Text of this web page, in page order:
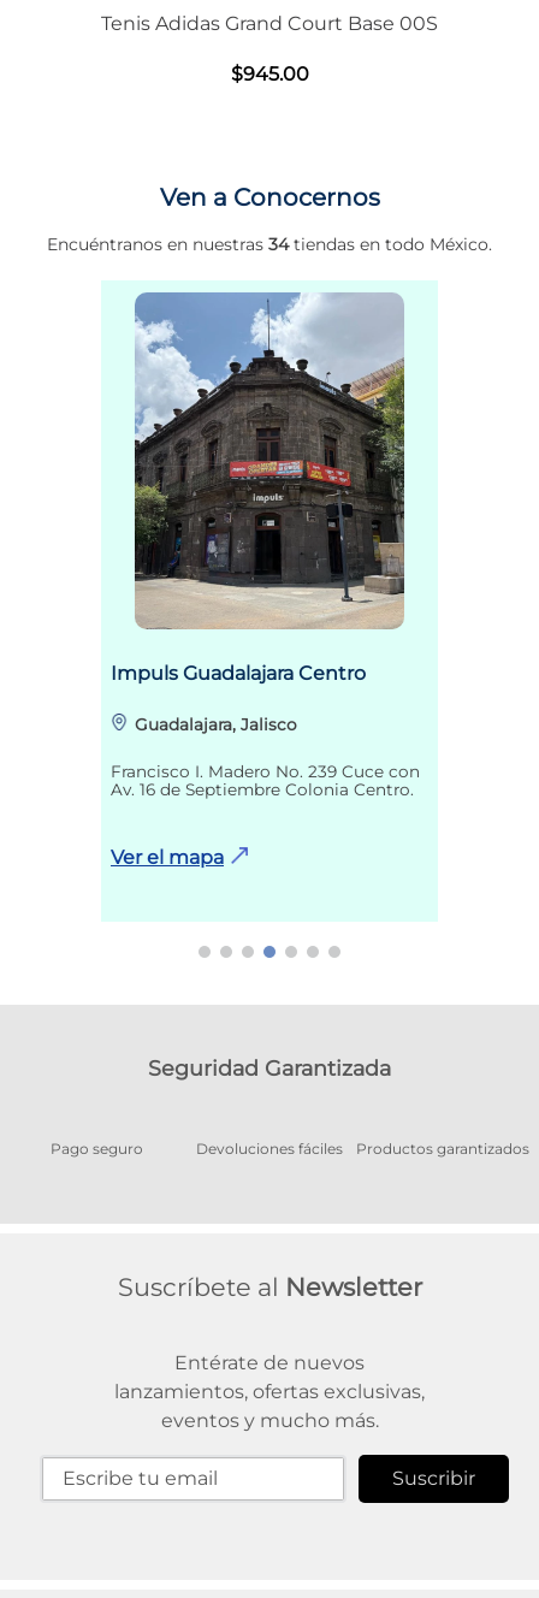
Tenis Adidas Grand Court Base 00S
$945.00
Ven a Conocernos
Encuéntranos en nuestras 34tiendas en todo México.
Impuls Guadalajara Centro
Guadalajara, Jalisco
Francisco I. Madero No. 239 Cuce con
Av. 16 de Septiembre Colonia Centro.
Ver el mapa
Seguridad Garantizada
Pago seguro Devoluciones fáciles Productos garantizados
Suscríbete al Newsletter
Entérate de nuevos
lanzamientos, ofertas exclusivas,
eventos y mucho más.
Suscribir